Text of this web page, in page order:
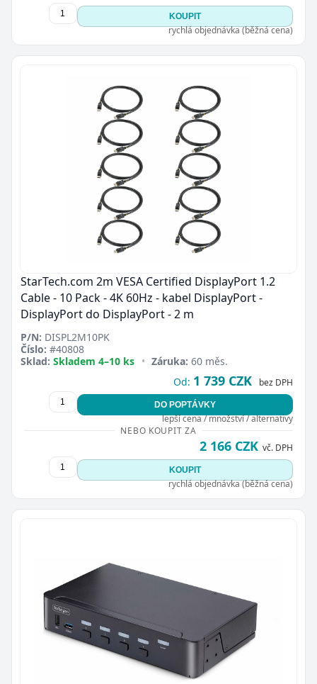
KOUPIT
rychlá objednávka (běžná cena)
StarTech.com 2m VESA Certified DisplayPort 1.2
Cable - 10 Pack - 4K 60Hz - kabel DisplayPort -
DisplayPort do DisplayPort - 2 m
P/N: DISPL2M10PK
Číslo: #40808
Sklad: Skladem 4–10 ks • Záruka: 60 měs.
Od: 1 739 CZK bez DPH
DO POPTÁVKY
lepší cena / množství / alternativy
NEBO KOUPIT ZA
2 166 CZK vč. DPH
KOUPIT
rychlá objednávka (běžná cena)